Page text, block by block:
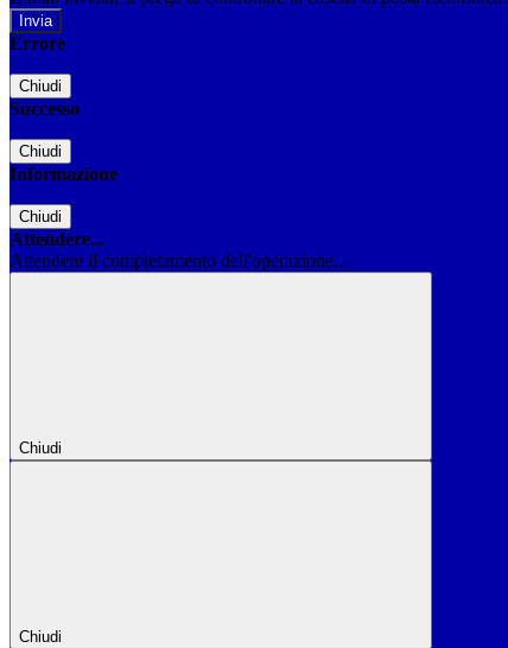
Errore
Chiudi
Successo
Chiudi
Informazione
Chiudi
Attendere...
Attendere il completamento dell'operazione...
Chiudi
Chiudi